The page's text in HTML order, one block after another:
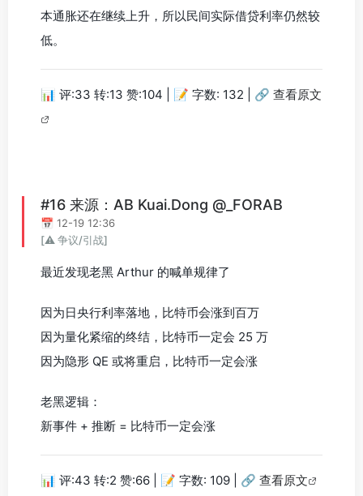
本通胀还在继续上升，所以民间实际借贷利率仍然较
低。
📊 评:33 转:13 赞:104 | 📝 字数: 132 | 🔗 查看原文
#16 来源：AB Kuai.Dong @_FORAB
📅 12-19 12:36
[⚠️ 争议/引战]
最近发现老黑 Arthur 的喊单规律了
因为日央行利率落地，比特币会涨到百万
因为量化紧缩的终结，比特币一定会 25 万
因为隐形 QE 或将重启，比特币一定会涨
老黑逻辑：
新事件 + 推断 = 比特币一定会涨
📊 评:43 转:2 赞:66 | 📝 字数: 109 | 🔗 查看原文